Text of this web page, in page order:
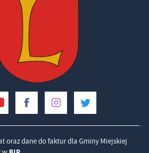
oraz dane do faktur dla Gminy Miejskiej